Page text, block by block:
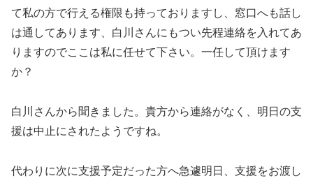
て私の方で行える権限も持っておりますし、窓口へも話し
は通してあります、白川さんにもつい先程連絡を入れてあ
りますのでここは私に任せて下さい。一任して頂けます
か？
白川さんから聞きました。貴方から連絡がなく、明日の支
援は中止にされたようですね。
代わりに次に支援予定だった方へ急遽明日、支援をお渡し